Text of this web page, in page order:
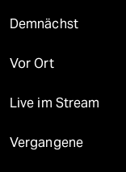
Demnächst
Vor Ort
Live im Stream
Vergangene